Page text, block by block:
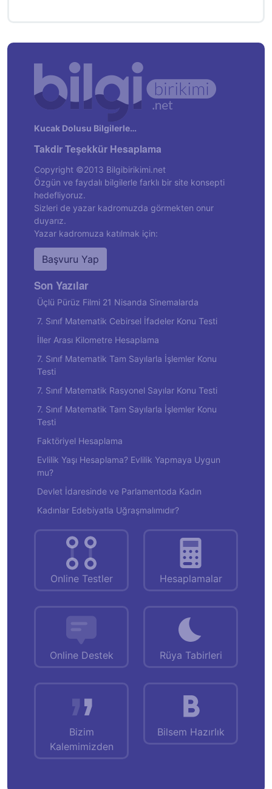
Kucak Dolusu Bilgilerle…
Takdir Teşekkür Hesaplama
Copyright ©2013 Bilgibirikimi.net
Özgün ve faydalı bilgilerle farklı bir site konsepti
hedefliyoruz.
Sizleri de yazar kadromuzda görmekten onur
duyarız.
Yazar kadromuza katılmak için:
Başvuru Yap
Son Yazılar
Üçlü Pürüz Filmi 21 Nisanda Sinemalarda
7. Sınıf Matematik Cebirsel İfadeler Konu Testi
İller Arası Kilometre Hesaplama
7. Sınıf Matematik Tam Sayılarla İşlemler Konu
Testi
7. Sınıf Matematik Rasyonel Sayılar Konu Testi
7. Sınıf Matematik Tam Sayılarla İşlemler Konu
Testi
Faktöriyel Hesaplama
Evlilik Yaşı Hesaplama? Evlilik Yapmaya Uygun
mu?
Devlet İdaresinde ve Parlamentoda Kadın
Kadınlar Edebiyatla Uğraşmalımıdır?
Online Testler Hesaplamalar
Online Destek Rüya Tabirleri
Bizim
Kalemimizden
Bilsem Hazırlık